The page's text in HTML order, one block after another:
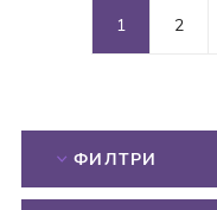
1 2
ФИЛТРИ